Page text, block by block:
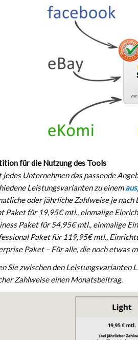
für die Nutzung des Tools
jedes Unternehmen das passende
Leistungsvarianten zu einem
oder jährliche Zahlweise je nach
Paket für 19,95€ mtl., einmalige
Paket für 54,95€ mtl., einmalige
Paket für 119,95€ mtl.,
Paket – Für alle, die noch etwas
Sie zwischen den Leistungsvarianten
Zahlweise einen Monatsbeitrag.